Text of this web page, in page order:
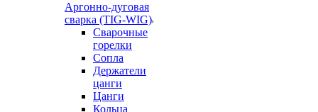
Аргонно-дуговая
сварка (TIG-WIG)
Сварочные
горелки
Сопла
Держатели
цанги
Цанги
Кольца